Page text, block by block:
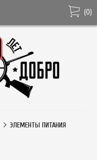
(0)
ЭЛЕМЕНТЫ ПИТАНИЯ